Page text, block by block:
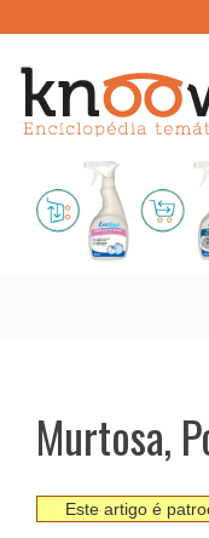
Murtosa,
Este artigo é